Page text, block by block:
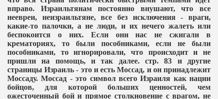
вправо. Израильтянам постоянно внушают, что все
неевреи, неизраильтяне, все без исключения - враги,
какие-то палочки, а не люди, и их нечего жалеть или
беспокоится о них. Если они нас не сжигали в
крематориях, то были пособниками, если не были
пособниками, то игнорировали, что происходит и не
пришли на помощь, и так далее. стр. 83 и другие
страницы Израиль - это и есть Моссад, и он принадлежит
Моссаду. Моссад - это символ всего Израиля как нации
бойцов, для которой больших ценностей, чем
ожесточенный бой и прямое столкновение с врагом, не